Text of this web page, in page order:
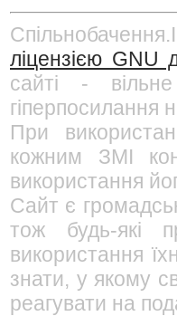
ліцензією GNU
сайті -
гіперпосилання
При
кожним ЗМІ
використання
Сайт є
тож будь-які
використання
знати, у якому
реагувати на